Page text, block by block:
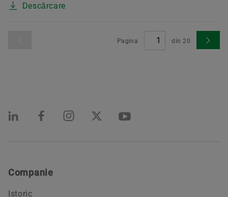
Descărcare
Pagina din 20
Companie
Istoric